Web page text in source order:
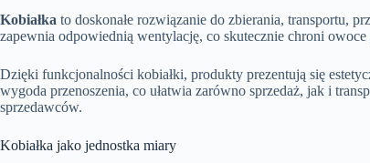
Kobiałka to doskonałe rozwiązanie do zbierania, transportu,
zapewnia odpowiednią wentylację, co skutecznie chroni
Dzięki funkcjonalności kobiałki, produkty prezentują się
wygoda przenoszenia, co ułatwia zarówno sprzedaż, jak i
sprzedawców.
Kobiałka jako jednostka miary